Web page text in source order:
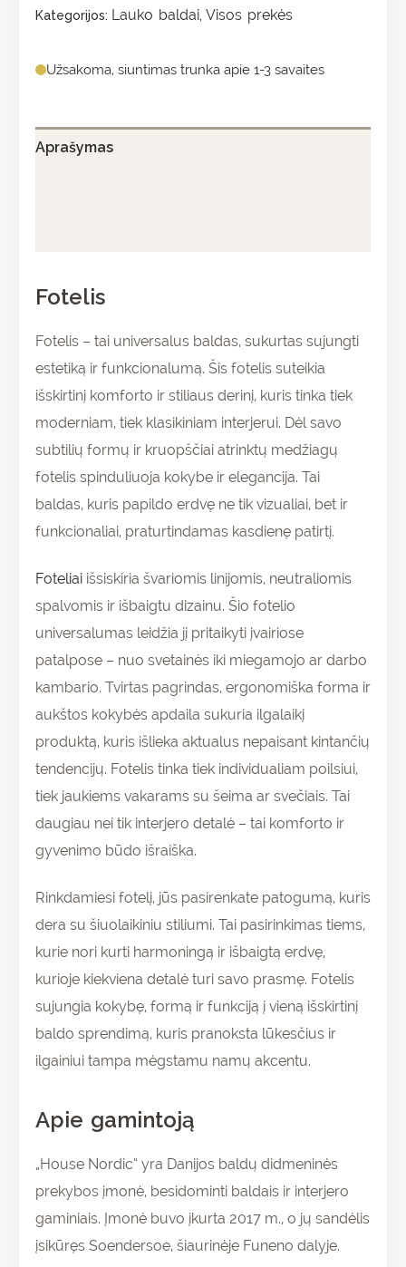
Kategorijos: Lauko baldai, Visos prekės
Užsakoma, siuntimas trunka apie 1-3 savaites
Aprašymas
Fotelis
Fotelis – tai universalus baldas, sukurtas sujungti
estetiką ir funkcionalumą. Šis fotelis suteikia
išskirtinį komforto ir stiliaus derinį, kuris tinka tiek
moderniam, tiek klasikiniam interjerui. Dėl savo
subtilių formų ir kruopščiai atrinktų medžiagų
fotelis spinduliuoja kokybe ir elegancija. Tai
baldas, kuris papildo erdvę ne tik vizualiai, bet ir
funkcionaliai, praturtindamas kasdienę patirtį.
Foteliai išsiskiria švariomis linijomis, neutraliomis
spalvomis ir išbaigtu dizainu. Šio fotelio
universalumas leidžia jį pritaikyti įvairiose
patalpose – nuo svetainės iki miegamojo ar darbo
kambario. Tvirtas pagrindas, ergonomiška forma ir
aukštos kokybės apdaila sukuria ilgalaikį
produktą, kuris išlieka aktualus nepaisant kintančių
tendencijų. Fotelis tinka tiek individualiam poilsiui,
tiek jaukiems vakarams su šeima ar svečiais. Tai
daugiau nei tik interjero detalė – tai komforto ir
gyvenimo būdo išraiška.
Rinkdamiesi fotelį, jūs pasirenkate patogumą, kuris
dera su šiuolaikiniu stiliumi. Tai pasirinkimas tiems,
kurie nori kurti harmoningą ir išbaigtą erdvę,
kurioje kiekviena detalė turi savo prasmę. Fotelis
sujungia kokybę, formą ir funkciją į vieną išskirtinį
baldo sprendimą, kuris pranoksta lūkesčius ir
ilgainiui tampa mėgstamu namų akcentu.
Apie gamintoją
„House Nordic“ yra Danijos baldų didmeninės
prekybos įmonė, besidominti baldais ir interjero
gaminiais. Įmonė buvo įkurta 2017 m., o jų sandėlis
įsikūręs Soendersoe, šiaurinėje Funeno dalyje.